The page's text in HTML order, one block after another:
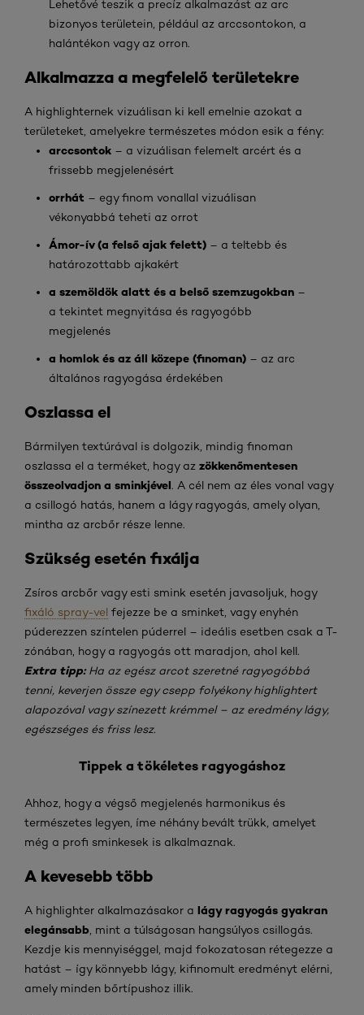
Lehetővé teszik a precíz alkalmazást az arc
bizonyos területein, például az arccsontokon, a
halántékon vagy az orron.
Alkalmazza a megfelelő területekre
A highlighternek vizuálisan ki kell emelnie azokat a
területeket, amelyekre természetes módon esik a fény:
arccsontok – a vizuálisan felemelt arcért és a
frissebb megjelenésért
orrhát – egy finom vonallal vizuálisan
vékonyabbá teheti az orrot
Ámor-ív (a felső ajak felett) – a teltebb és
határozottabb ajkakért
a szemöldök alatt és a belső szemzugokban –
a tekintet megnyitása és ragyogóbb
megjelenés
a homlok és az áll közepe (finoman) – az arc
általános ragyogása érdekében
Oszlassa el
Bármilyen textúrával is dolgozik, mindig finoman
oszlassa el a terméket, hogy az zökkenőmentesen
összeolvadjon a sminkjével. A cél nem az éles vonal vagy
a csillogó hatás, hanem a lágy ragyogás, amely olyan,
mintha az arcbőr része lenne.
Szükség esetén fixálja
Zsíros arcbőr vagy esti smink esetén javasoljuk, hogy
fixáló spray-vel fejezze be a sminket, vagy enyhén
púderezzen színtelen púderrel – ideális esetben csak a T-
zónában, hogy a ragyogás ott maradjon, ahol kell.
Extra tipp:Ha az egész arcot szeretné ragyogóbbá
tenni, keverjen össze egy csepp folyékony highlightert
alapozóval vagy színezett krémmel – az eredmény lágy,
egészséges és friss lesz.
Tippek a tökéletes ragyogáshoz
Ahhoz, hogy a végső megjelenés harmonikus és
természetes legyen, íme néhány bevált trükk, amelyet
még a profi sminkesek is alkalmaznak.
A kevesebb több
A highlighter alkalmazásakor a lágy ragyogás gyakran
elegánsabb , mint a túlságosan hangsúlyos csillogás.
Kezdje kis mennyiséggel, majd fokozatosan rétegezze a
hatást – így könnyebb lágy, kifinomult eredményt elérni,
amely minden bőrtípushoz illik.